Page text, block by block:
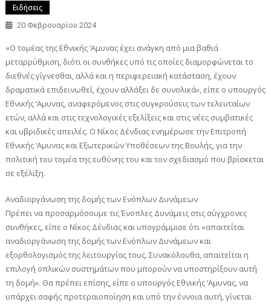
Ειδήσεις
20 Φεβρουαρίου 2024
«Ο τομέας της Εθνικής ‘Αμυνας έχει ανάγκη από μια βαθιά
μεταρρύθμιση, διότι οι συνθήκες υπό τις οποίες διαμορφώνεται το
διεθνές γίγνεσθαι, αλλά και η περιφερειακή κατάσταση, έχουν
δραματικά επιδεινωθεί, έχουν αλλάξει δε συνολικά», είπε ο υπουργός
Εθνικής ‘Αμυνας, αναφερόμενος στις συγκρούσεις των τελευταίων
ετών, αλλά και στις τεχνολογικές εξελίξεις και στις νέες συμβατικές
και υβριδικές απειλές. Ο Νίκος Δένδιας ενημέρωσε την Επιτροπή
Εθνικής ‘Αμυνας και Εξωτερικών Υποθέσεων της Βουλής, για την
πολιτική του τομέα της ευθύνης του και τον σχεδιασμό που βρίσκεται
σε εξέλιξη.
Αναδιοργάνωση της δομής των Ενόπλων Δυνάμεων
Πρέπει να προσαρμόσουμε τις Ένοπλες Δυνάμεις στις σύγχρονες
συνθήκες, είπε ο Νίκος Δένδιας και υπογράμμισε ότι «απαιτείται
αναδιοργάνωση της δομής των Ενόπλων Δυνάμεων και
εξορθολογισμός της λειτουργίας τους. Συνακόλουθα, απαιτείται η
επιλογή οπλικών συστημάτων που μπορούν να υποστηρίξουν αυτή
τη δομή». Θα πρέπει επίσης, είπε ο υπουργός Εθνικής ‘Αμυνας, να
υπάρχει σαφής προτεραιοποίηση και υπό την έννοια αυτή, γίνεται